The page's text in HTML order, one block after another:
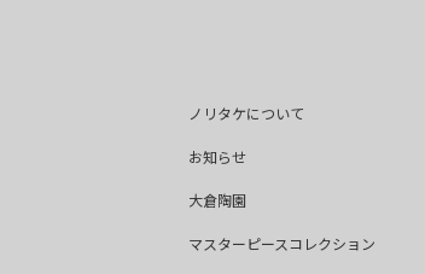
ノリタケについて
お知らせ
大倉陶園
マスターピースコレクション